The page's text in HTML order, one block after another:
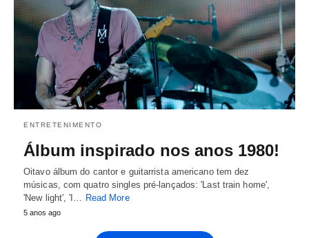
ENTRETENIMENTO
Álbum inspirado nos anos 1980!
Oitavo álbum do cantor e guitarrista americano tem dez
músicas, com quatro singles pré-lançados: 'Last train home',
'New light', 'I…
Read More
5 anos ago